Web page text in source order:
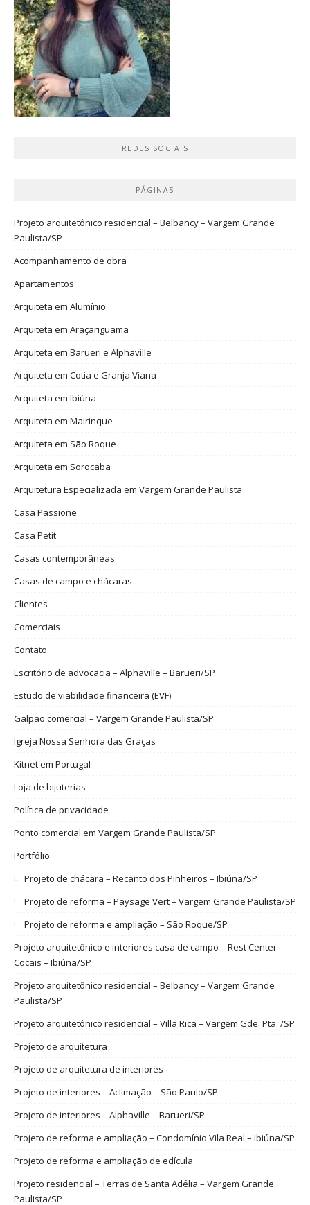
REDES SOCIAIS
PÁGINAS
Projeto arquitetônico residencial – Belbancy – Vargem Grande
Paulista/SP
Acompanhamento de obra
Apartamentos
Arquiteta em Alumínio
Arquiteta em Araçariguama
Arquiteta em Barueri e Alphaville
Arquiteta em Cotia e Granja Viana
Arquiteta em Ibiúna
Arquiteta em Mairinque
Arquiteta em São Roque
Arquiteta em Sorocaba
Arquitetura Especializada em Vargem Grande Paulista
Casa Passione
Casa Petit
Casas contemporâneas
Casas de campo e chácaras
Clientes
Comerciais
Contato
Escritório de advocacia – Alphaville – Barueri/SP
Estudo de viabilidade financeira (EVF)
Galpão comercial – Vargem Grande Paulista/SP
Igreja Nossa Senhora das Graças
Kitnet em Portugal
Loja de bijuterias
Política de privacidade
Ponto comercial em Vargem Grande Paulista/SP
Portfólio
Projeto de chácara – Recanto dos Pinheiros – Ibiúna/SP
Projeto de reforma – Paysage Vert – Vargem Grande Paulista/SP
Projeto de reforma e ampliação – São Roque/SP
Projeto arquitetônico e interiores casa de campo – Rest Center
Cocais – Ibiúna/SP
Projeto arquitetônico residencial – Belbancy – Vargem Grande
Paulista/SP
Projeto arquitetônico residencial – Villa Rica – Vargem Gde. Pta. /SP
Projeto de arquitetura
Projeto de arquitetura de interiores
Projeto de interiores – Aclimação – São Paulo/SP
Projeto de interiores – Alphaville – Barueri/SP
Projeto de reforma e ampliação – Condomínio Vila Real – Ibiúna/SP
Projeto de reforma e ampliação de edícula
Projeto residencial – Terras de Santa Adélia – Vargem Grande
Paulista/SP